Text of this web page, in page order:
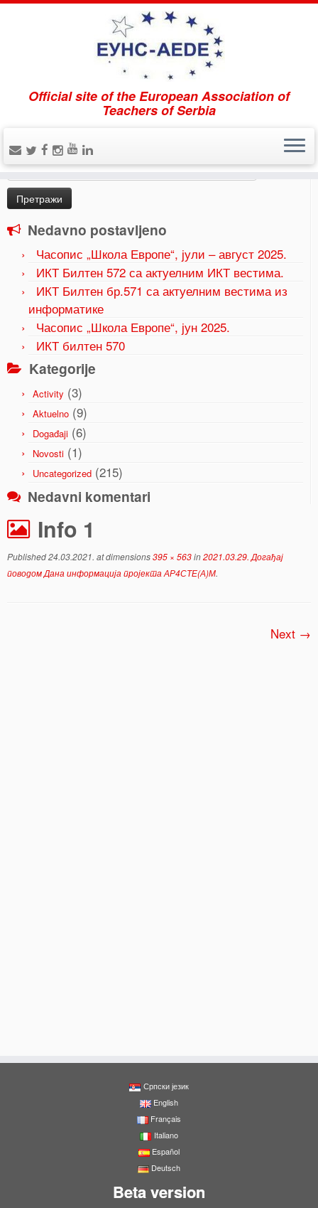
Official site of the European Association of
Teachers of Serbia
Home » 2021.03.29. Догађај поводом Дана
информација пројекта АР4СТЕ(А)М »
Pretraži
Претрага
за:
Nedavno postavljeno
Часопис „Школа Европе“, јули – август 2025.
ИКТ Билтен 572 са актуелним ИКТ вестима.
ИКТ Билтен бр.571 са актуелним вестима из
информатике
Часопис „Школа Европе“, јун 2025.
ИКТ билтен 570
Kategorije
Activity (3)
Aktuelno (9)
Događaji (6)
Novosti (1)
Uncategorized (215)
Nedavni komentari
Info 1
Published24.03.2021. at dimensions395 × 563in2021.03.29. Догађај
поводом Дана информација пројекта АР4СТЕ(А)М.
Next →
Српски језик
English
Français
Italiano
Español
Deutsch
Beta version